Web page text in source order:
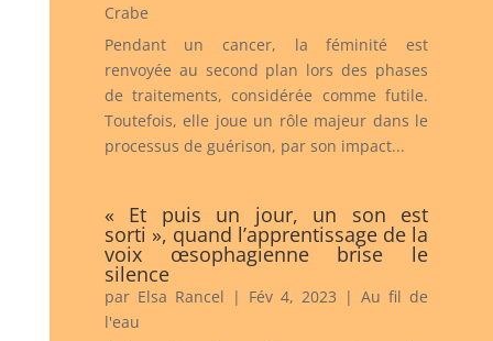
Crabe
Pendant un cancer, la féminité est
renvoyée au second plan lors des phases
de traitements, considérée comme futile.
Toutefois, elle joue un rôle majeur dans le
processus de guérison, par son impact...
« Et puis un jour, un son est
sorti », quand l’apprentissage de la
voix œsophagienne brise le
silence
par Elsa Rancel | Fév 4, 2023 | Au fil de
l'eau